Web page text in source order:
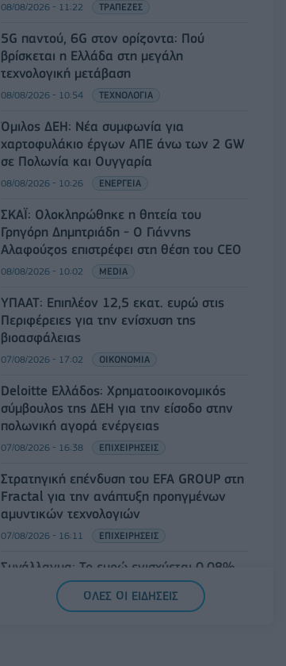
08/08/2026 - 11:22 ΤΡΑΠΕΖΕΣ
5G παντού, 6G στον ορίζοντα: Πού
βρίσκεται η Ελλάδα στη μεγάλη
τεχνολογική μετάβαση
08/08/2026 - 10:54 ΤΕΧΝΟΛΟΓΙΑ
Όμιλος ΔΕΗ: Νέα συμφωνία για
χαρτοφυλάκιο έργων ΑΠΕ άνω των 2 GW
σε Πολωνία και Ουγγαρία
08/08/2026 - 10:26 ΕΝΕΡΓΕΙΑ
ΣΚΑΪ: Ολοκληρώθηκε η θητεία του
Γρηγόρη Δημητριάδη - Ο Γιάννης
Αλαφούζος επιστρέφει στη θέση του CEO
08/08/2026 - 10:02 MEDIA
ΥΠΑΑΤ: Επιπλέον 12,5 εκατ. ευρώ στις
Περιφέρειες για την ενίσχυση της
βιοασφάλειας
07/08/2026 - 17:02 ΟΙΚΟΝΟΜΙΑ
Deloitte Ελλάδος: Χρηματοοικονομικός
σύμβουλος της ΔΕΗ για την είσοδο στην
πολωνική αγορά ενέργειας
07/08/2026 - 16:38 ΕΠΙΧΕΙΡΗΣΕΙΣ
Στρατηγική επένδυση του EFA GROUP στη
Fractal για την ανάπτυξη προηγμένων
αμυντικών τεχνολογιών
07/08/2026 - 16:11 ΕΠΙΧΕΙΡΗΣΕΙΣ
Συνάλλαγμα: Το ευρώ ενισχύεται 0,08%,
στα 1,1534 δολάρια
07/08/2026 - 15:45
ΟΛΕΣ ΟΙ ΕΙΔΗΣΕΙΣ